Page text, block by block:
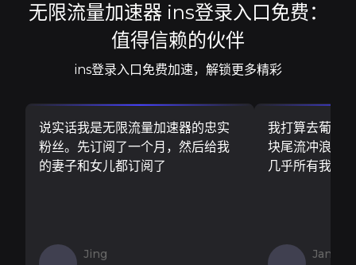
无限流量加速器 ins登录入口免费：
值得信赖的伙伴
ins登录入口免费加速，解锁更多精彩
说实话我是无限流量加速器的忠实
粉丝。先订阅了一个月，然后给我
的妻子和女儿都订阅了
Jing
我打算去葡萄
块尾流冲浪板
几乎所有我需
Jan V